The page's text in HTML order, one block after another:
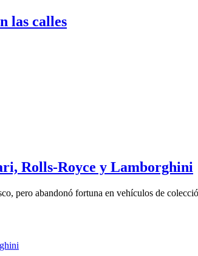
las calles
Rolls-Royce y Lamborghini
pero abandonó fortuna en vehículos de